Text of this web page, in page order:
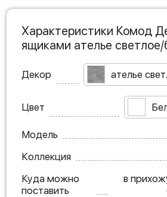
Характеристики Комод
ящиками ателье
Декор ателье
Цвет
Модель
Коллекция
Куда можно
поставить
в